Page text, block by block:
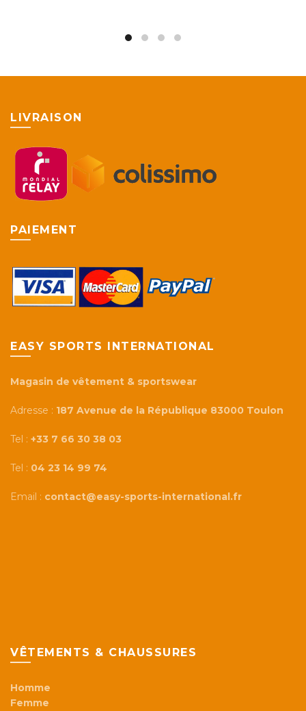
plusieurs
page
du
LIVRAISON
PAIEMENT
EASY SPORTS INTERNATIONAL
Magasin de vêtement & sportswear
Adresse : 187 Avenue de la République 83000 Toulon
Tel : +33 7 66 30 38 03
Tel : 04 23 14 99 74
Email : contact@easy-sports-international.fr
VÊTEMENTS & CHAUSSURES
Homme
Femme